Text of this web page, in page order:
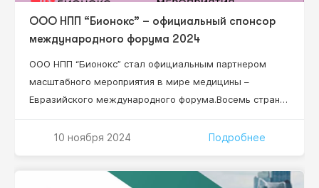
ООО НПП “Бионокс” – официальный спонсор
международного форума 2024
ООО НПП “Бионокс” стал официальным партнером
масштабного мероприятия в мире медицины –
Евразийского международного форума.Восемь стран
более 15 научных секций, 2 337 специалистов!
10 ноября 2024 Подробнее